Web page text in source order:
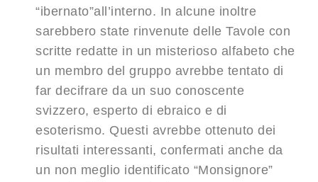
“ibernato”all’interno. In alcune inoltre
sarebbero state rinvenute delle Tavole con
scritte redatte in un misterioso alfabeto che
un membro del gruppo avrebbe tentato di
far decifrare da un suo conoscente
svizzero, esperto di ebraico e di
esoterismo. Questi avrebbe ottenuto dei
risultati interessanti, confermati anche da
un non meglio identificato “Monsignore”